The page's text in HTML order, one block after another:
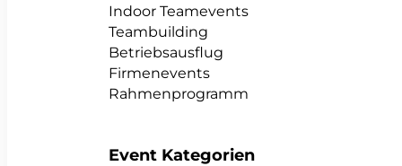
Indoor Teamevents
Teambuilding
Betriebsausflug
Firmenevents
Rahmenprogramm
Event Kategorien